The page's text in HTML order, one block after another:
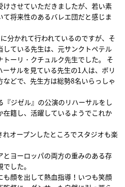
けさせていただきましたが、若い素
将来性のあるバレエ団だと感じま
分かれて行われているのですが、そ
している先生は、元サンクトペテル
ーリ・クチュルク先生でした。 そ
サルを見ている先生の1人は、ボリ
どで、先生方は総勢8名いらっしゃ
『ジゼル』の公演のリハーサルをし
在籍し、活躍しているようでこれか
オープンしたところでスタジオも楽
ヨーロッパの両方の重みのある存
した。
も顔を出して熱血指導！いつも笑顔